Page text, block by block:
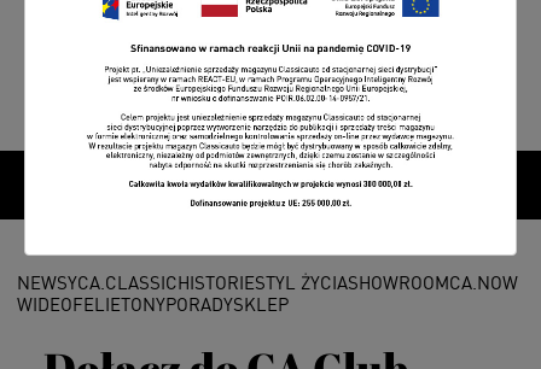
NEWSYCA.CLASSICHISTORIESTYL ŻYCIASHOWROOMCA.NOW
WIDEOFELIETONYPORADYSKLEP